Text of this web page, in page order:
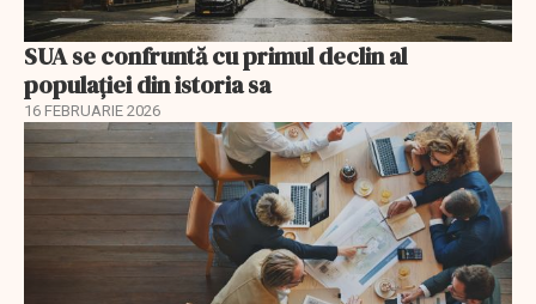
SUA se confruntă cu primul declin al
populației din istoria sa
16 FEBRUARIE 2026